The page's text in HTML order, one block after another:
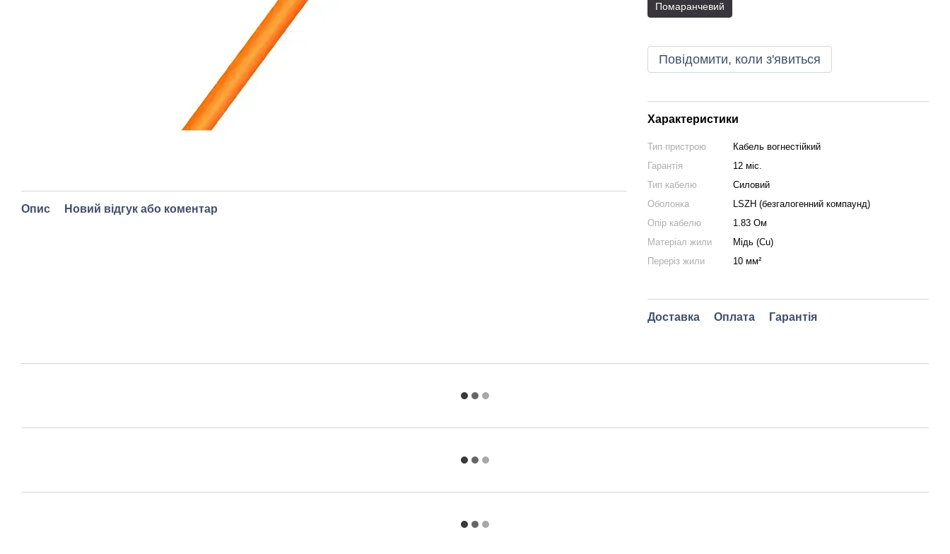
Помаранчевий
Повідомити, коли з'явиться
Характеристики
Тип пристрою
Кабель вогнестійкий
Гарантія
12 міс.
Тип кабелю
Силовий
Оболонка
LSZH (безгалогенний компаунд)
Опір кабелю
1.83 Ом
Матеріал жили
Мідь (Cu)
Переріз жили
10 мм²
Доставка Оплата Гарантія
Опис Новий відгук або коментар